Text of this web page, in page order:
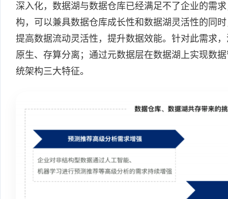
深入化，数据湖与数据仓库已经满足不了企业的需
构，可以兼具数据仓库成长性和数据湖灵活性的同
提高数据流动灵活性，提升数据效能。针对此需求
原生、存算分离；通过元数据层在数据湖上实现数
统架构三大特征。